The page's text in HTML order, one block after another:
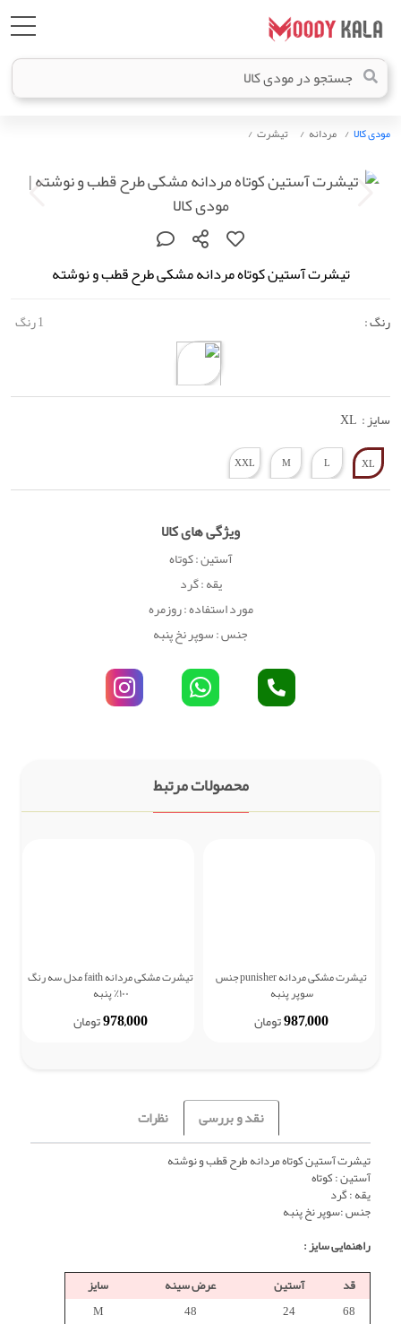
مودی کالا مردانه تیشرت
تیشرت آستین کوتاه مردانه مشکی طرح قطب و نوشته
رنگ : 1 رنگ
سایز : XL
XL
L
M
XXL
ویژگی های کالا
آستین : کوتاه
یقه : گرد
مورد استفاده : روزمره
جنس : سوپر نخ پنبه
محصولات مرتبط
تیشرت مشکی مردانه punisher جنس
سوپر پنبه
987,000تومان
تیشرت مشکی مردانه faith مدل سه رنگ
۱۰۰٪ پنبه
978,000تومان
نقد و بررسی نظرات
تیشرت آستین کوتاه مردانه طرح قطب و نوشته
آستین : کوتاه
یقه : گرد
جنس :سوپر نخ پنبه
راهنمایی سایز :
قد
آستین عرض سینه
سایز
68
24
48
M